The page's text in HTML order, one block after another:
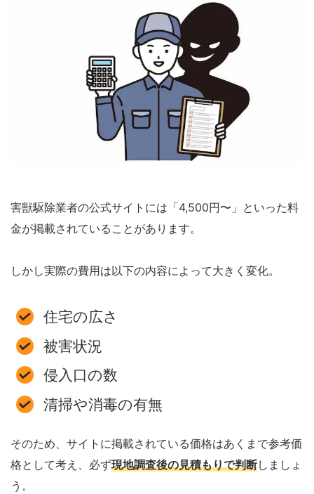
害獣駆除業者の公式サイトには「4,500円〜」といった料
金が掲載されていることがあります。
しかし実際の費用は以下の内容によって大きく変化。
住宅の広さ
被害状況
侵入口の数
清掃や消毒の有無
そのため、サイトに掲載されている価格はあくまで参考価
格として考え、必ず現地調査後の見積もりで判断しましょ
う。